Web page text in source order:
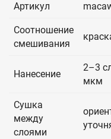
Артикул
Соотношение
смешивания
Нанесение
2–3
мкм
Сушка
между
слоями